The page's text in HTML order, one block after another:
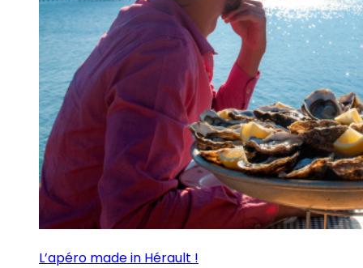
L’apéro made in Hérault !